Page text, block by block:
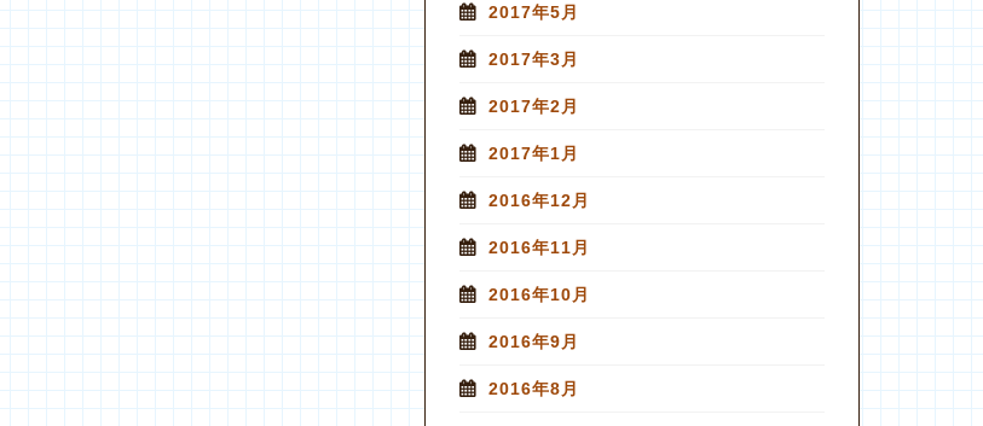
2017年5月
2017年3月
2017年2月
2017年1月
2016年12月
2016年11月
2016年10月
2016年9月
2016年8月